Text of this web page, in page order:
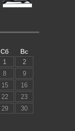
Сб
Вс
1
2
8
9
15
16
22
23
29
30